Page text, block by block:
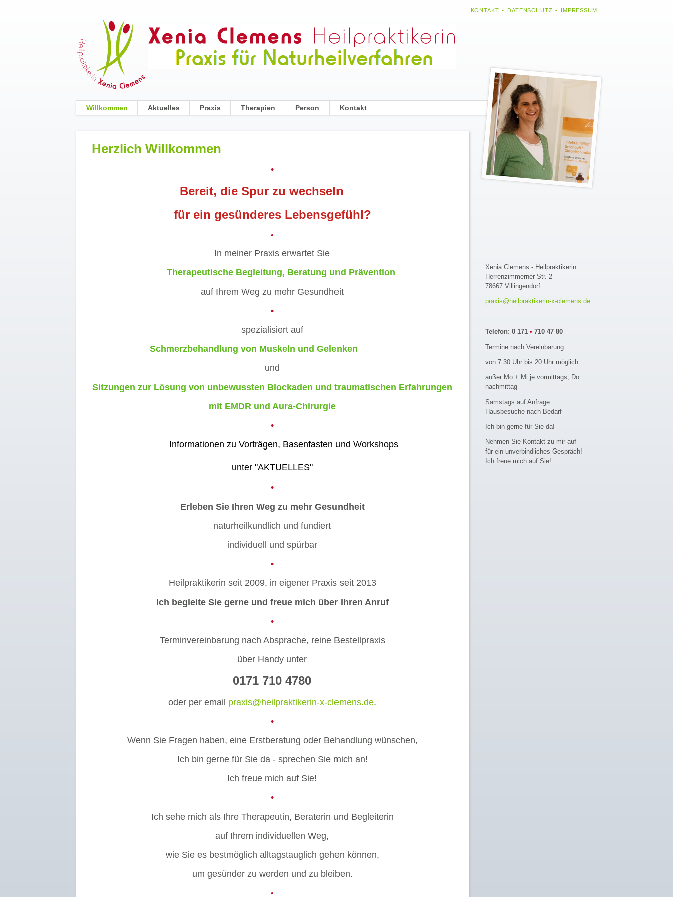
NAVIGATION
KONTAKT DATENSCHUTZ IMPRESSUM
überspringen
Willkommen Aktuelles Praxis Therapien Person Kontakt
Herzlich Willkommen
•
Bereit, die Spur zu wechseln
für ein gesünderes Lebensgefühl?
•
In meiner Praxiserwartet Sie
Therapeutische Begleitung, Beratung und Prävention
auf Ihrem Weg zu mehr Gesundheit
•
spezialisiert auf
Schmerzbehandlung von Muskeln und Gelenken
und
Sitzungen zur Lösung von unbewussten Blockaden und traumatischen Erfahrungen
mit EMDR und Aura-Chirurgie
•
Informationen zu Vorträgen, Basenfasten und Workshops
unter "AKTUELLES"
•
Erleben Sie Ihren Weg zu mehr Gesundheit
naturheilkundlich und fundiert
individuell und spürbar
•
Heilpraktikerin seit 2009, in eigener Praxis seit 2013
Ich begleite Sie gerne und freue mich über Ihren Anruf
•
Terminvereinbarung nach Absprache, reine Bestellpraxis
über Handy unter
0171 710 4780
oder per email praxis@heilpraktikerin-x-clemens.de.
•
Wenn Sie Fragen haben, eine Erstberatung oder Behandlung wünschen,
Ich bin gerne für Sie da - sprechen Sie mich an!
Ich freue mich auf Sie!
•
Ich sehe mich als Ihre Therapeutin, Beraterin und Begleiterin
auf Ihrem individuellen Weg,
wie Sie es bestmöglich alltagstauglich gehen können,
um gesünder zu werden und zu bleiben.
•
Xenia Clemens - Heilpraktikerin
Herrenzimmerner Str. 2
78667 Villingendorf
praxis@heilpraktikerin-x-clemens.de
Telefon: 0 171 • 710 47 80
Termine nach Vereinbarung
von 7:30 Uhr bis 20 Uhr möglich
außer Mo + Mi je vormittags, Do
nachmittag
Samstags auf Anfrage
Hausbesuche nach Bedarf
Ich bin gerne für Sie da!
Nehmen Sie Kontakt zu mir auf
für ein unverbindliches Gespräch!
Ich freue mich auf Sie!